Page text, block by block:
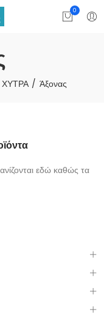
0
ΧΥΤΡΑ Άξονας
εδώ καθώς τα